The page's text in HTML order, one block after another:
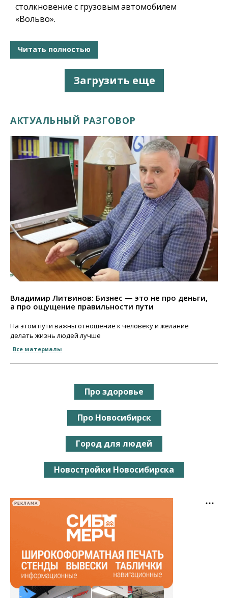
столкновение с грузовым автомобилем
«Вольво».
Читать полностью
Загрузить еще
АКТУАЛЬНЫЙ РАЗГОВОР
Владимир Литвинов: Бизнес — это не про деньги,
а про ощущение правильности пути
На этом пути важны отношение к человеку и желание
делать жизнь людей лучше
Все материалы
Про здоровье
Про Новосибирск
Город для людей
Новостройки Новосибирска
РЕКЛАМА